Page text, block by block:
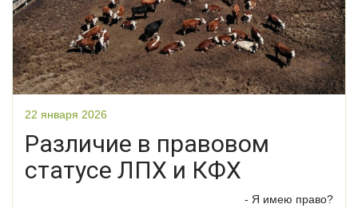
22 января 2026
Различие в правовом
статусе ЛПХ и КФХ
- Я имею право?